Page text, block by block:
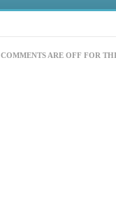
COMMENTS ARE OFF FOR